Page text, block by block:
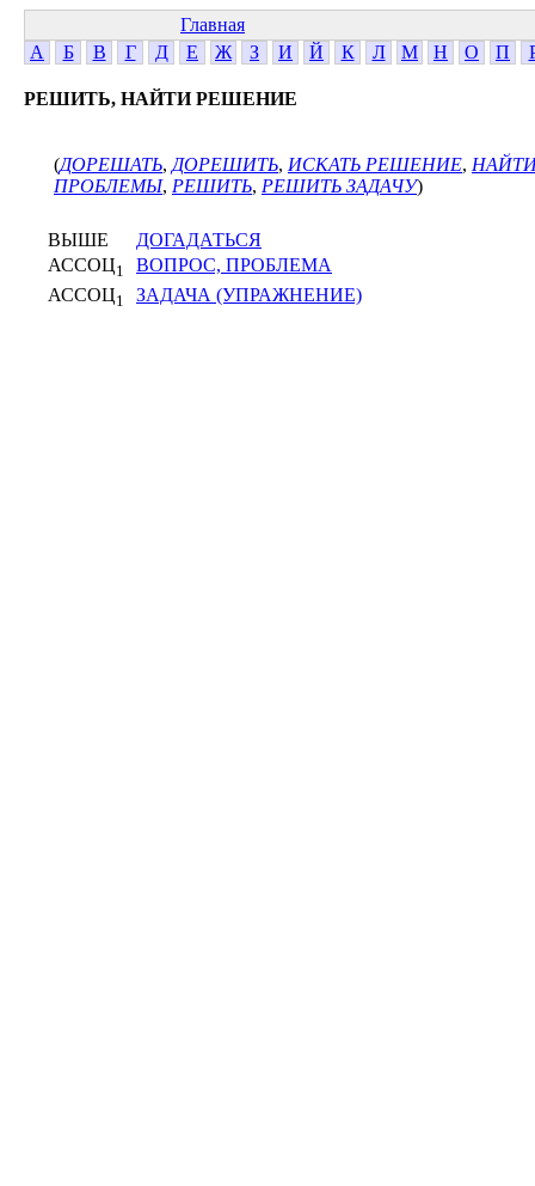
Главная
А
Б В Г Д Е Ж З И Й К Л М Н О П
РЕШИТЬ, НАЙТИ РЕШЕНИЕ
(ДОРЕШАТЬ, ДОРЕШИТЬ, ИСКАТЬ РЕШЕНИЕ,
ПРОБЛЕМЫ, РЕШИТЬ, РЕШИТЬ ЗАДАЧУ)
ВЫШЕ
ДОГАДАТЬСЯ
АССОЦ1
ВОПРОС, ПРОБЛЕМА
АССОЦ1 ЗАДАЧА (УПРАЖНЕНИЕ)